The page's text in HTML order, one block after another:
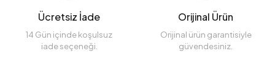
Ücretsiz İade
14 Gün içinde koşulsuz
iade seçeneği.
Orijinal Ürün
Orijinal ürün garantisiyle
güvendesiniz.